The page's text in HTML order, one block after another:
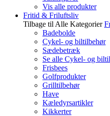
Vis alle produkter
Fritid & Friluftsliv
Tilbage til Alle Kategorier
Badebolde
Cykel- og biltilbehør
Sædebetræk
Se alle Cykel- og
Frisbees
Golfprodukter
Grilltilbehør
Have
Kæledyrsartikler
Kikkerter